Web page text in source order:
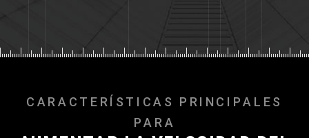
C A RA C T E R Í S T I CA S P R I N C I PA L ES
PA R A